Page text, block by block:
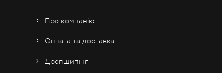
Про компанію
Оплата та доставка
Дропшипінг